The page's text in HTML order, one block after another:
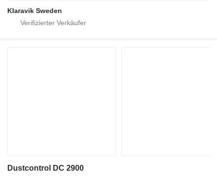
Klaravik Sweden
Dustcontrol DC 2900